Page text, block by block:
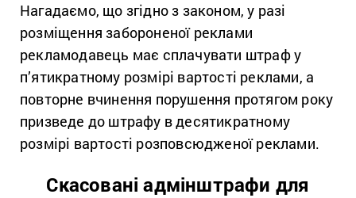
Нагадаємо, що згідно з законом, у разі
розміщення забороненої реклами
рекламодавець має сплачувати штраф у
п’ятикратному розмірі вартості реклами, а
повторне вчинення порушення протягом року
призведе до штрафу в десятикратному
розмірі вартості розповсюдженої реклами.
Скасовані адмінштрафи для